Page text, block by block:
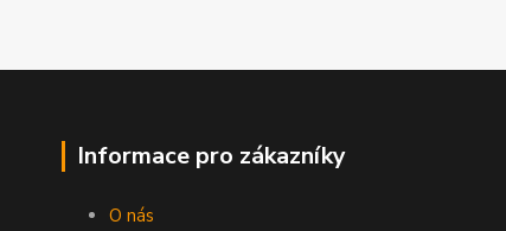
Informace pro zákazníky
O nás